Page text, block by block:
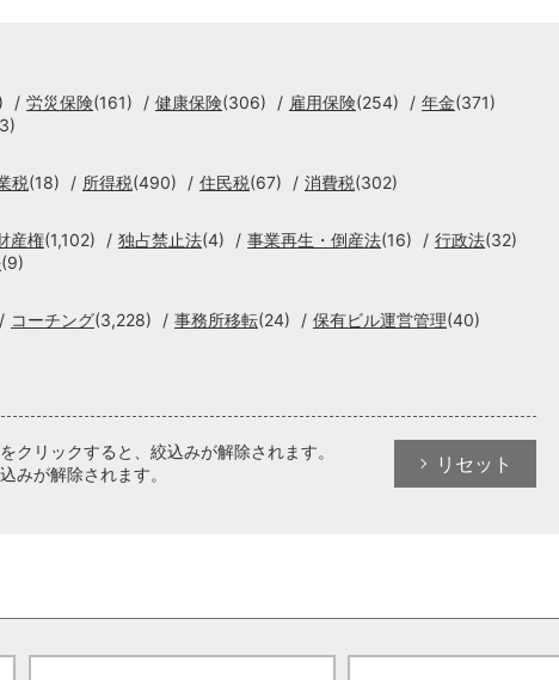
労災保険(161) 健康保険(306) 雇用保険(254) 年金(371)
税(18) 所得税(490) 住民税(67) 消費税(302)
産権(1,102) 独占禁止法(4) 事業再生・倒産法(16) 行政法(32)
(9)
コーチング(3,228) 事務所移転(24) 保有ビル運営管理(40)
クリックすると、絞込みが解除されます。
みが解除されます。
リセット